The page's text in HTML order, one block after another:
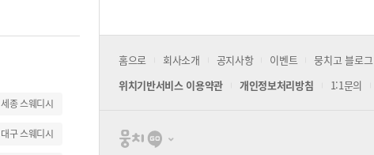
세종 스웨디시
대구 스웨디시
홈으로 회사소개 공지사항 이벤트 뭉치고 블로그
위치기반서비스 이용약관
개인정보처리방침 1:1문의
뭉